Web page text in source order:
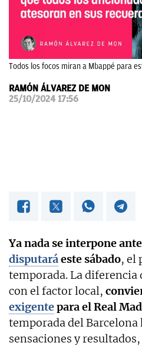
FEMENINO
PAPARAZZI
OKDIARIO
Todos los focos miran a Mbappé para
RAMÓN ÁLVAREZ DE MON
25/10/2024 17:56
Ya nada se interpone
disputaráeste sábado, el
temporada. La
con el factor local,
exigentepara el Real
temporada del
sensaciones y